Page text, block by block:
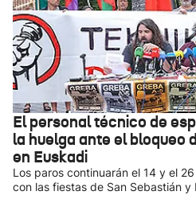
El personal técnico de
la huelga ante el bloqueo
en Euskadi
Los paros continuarán el 14 y el
con las fiestas de San Sebastián y